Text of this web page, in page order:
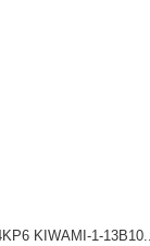
KIWAMI-1-13B10...